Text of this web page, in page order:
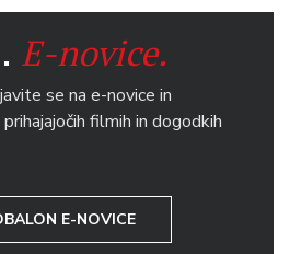
E-novice.
se na e-novice in
filmih in dogodkih
E-NOVICE